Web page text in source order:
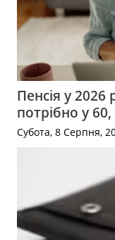
Пенсія у 2026
потрібно у 60,
Субота, 8 Серпня,